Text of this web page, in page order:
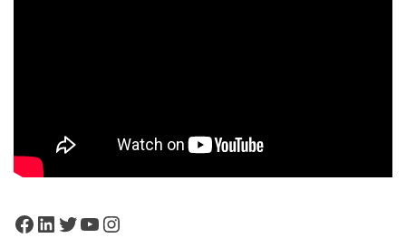
Facebook
LinkedIn
Twitter
YouTube
Instagram